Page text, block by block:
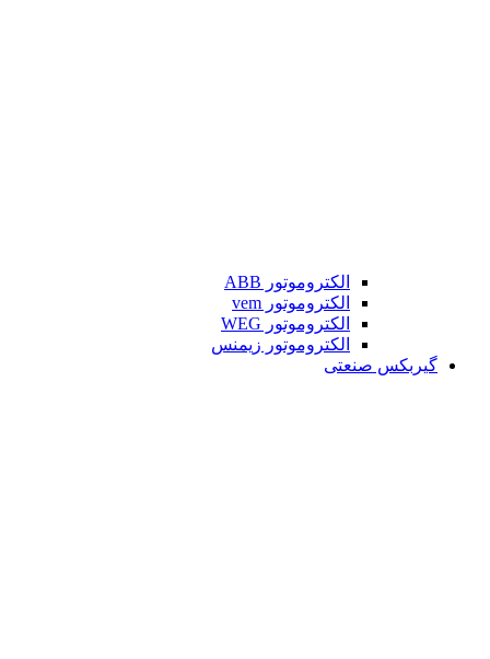
الکتروموتور ABB
الکتروموتور vem
الکتروموتور WEG
الکتروموتور زیمنس
گیربکس صنعتی